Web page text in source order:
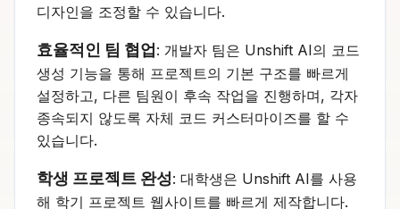
디자인을 조정할 수 있습니다.
효율적인 팀 협업 : 개발자 팀은 Unshift AI의 코드
생성 기능을 통해 프로젝트의 기본 구조를 빠르게
설정하고, 다른 팀원이 후속 작업을 진행하며, 각자
종속되지 않도록 자체 코드 커스터마이즈를 할 수
있습니다.
학생 프로젝트 완성: 대학생은 Unshift AI를 사용
해 학기 프로젝트 웹사이트를 빠르게 제작합니다.